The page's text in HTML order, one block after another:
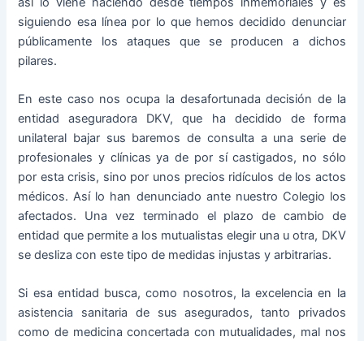
siguiendo esa línea por lo que hemos decidido denunciar
públicamente los ataques que se producen a dichos
pilares.
En este caso nos ocupa la desafortunada decisión de la
entidad aseguradora DKV, que ha decidido de forma
unilateral bajar sus baremos de consulta a una serie de
profesionales y clínicas ya de por sí castigados, no sólo
por esta crisis, sino por unos precios ridículos de los actos
médicos. Así lo han denunciado ante nuestro Colegio los
afectados. Una vez terminado el plazo de cambio de
entidad que permite a los mutualistas elegir una u otra, DKV
se desliza con este tipo de medidas injustas y arbitrarias.
Si esa entidad busca, como nosotros, la excelencia en la
asistencia sanitaria de sus asegurados, tanto privados
como de medicina concertada con mutualidades, mal nos